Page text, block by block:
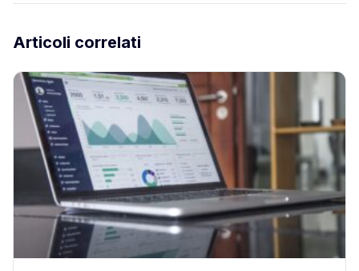
Articoli correlati